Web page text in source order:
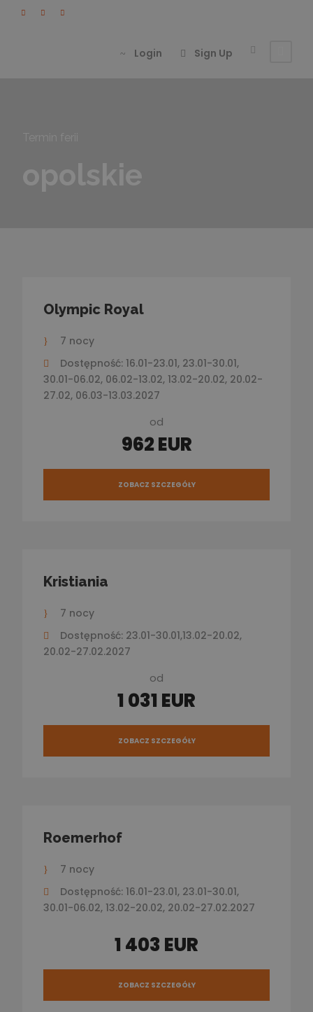
Login Sign Up
Olympic Royal
7 nocy
Dostępność: 16.01-23.01, 23.01-30.01,
30.01-06.02, 06.02-13.02, 13.02-20.02, 20.02-
27.02, 06.03-13.03.2027
od
962 EUR
ZOBACZ SZCZEGÓŁY
Kristiania
7 nocy
Dostępność: 23.01-30.01,13.02-20.02,
20.02-27.02.2027
od
1 031 EUR
ZOBACZ SZCZEGÓŁY
Roemerhof
7 nocy
Dostępność: 16.01-23.01, 23.01-30.01,
30.01-06.02, 13.02-20.02, 20.02-27.02.2027
1 403 EUR
ZOBACZ SZCZEGÓŁY